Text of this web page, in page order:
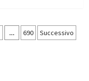
… 690 Successivo